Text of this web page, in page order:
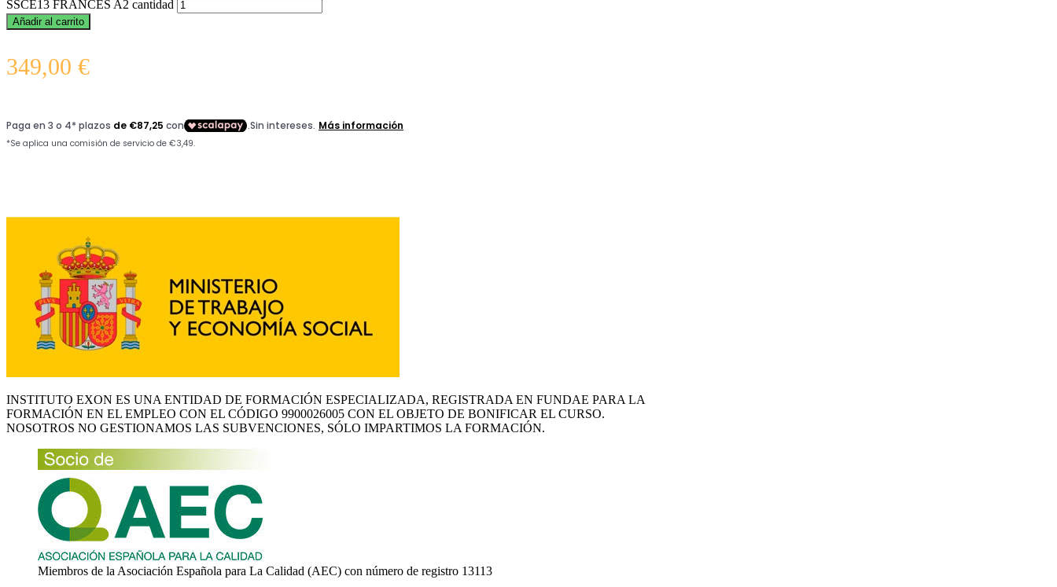
SSCE13 FRANCÉS A2 cantidad
Añadir al carrito
349,00 €
INSTITUTO EXON ES UNA ENTIDAD DE FORMACIÓN ESPECIALIZADA, REGISTRADA EN FUNDAE PARA LA
FORMACIÓN EN EL EMPLEO CON EL CÓDIGO 9900026005 CON EL OBJETO DE BONIFICAR EL CURSO.
NOSOTROS NO GESTIONAMOS LAS SUBVENCIONES, SÓLO IMPARTIMOS LA FORMACIÓN.
Miembros de la Asociación Española para La Calidad (AEC) con número de registro 13113